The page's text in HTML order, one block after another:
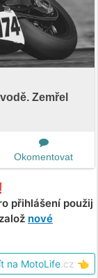
Zemřel
Okomentovat
přihlášení použij
nové
na MotoLife.cz 👈